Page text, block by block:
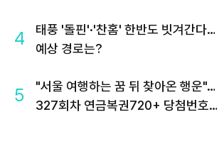
4
태풍 '돌핀'·'찬홈' 한반도 빗겨간다…
예상 경로는?
5
"서울 여행하는 꿈 뒤 찾아온 행운"…
327회차 연금복권720+ 당첨번호조